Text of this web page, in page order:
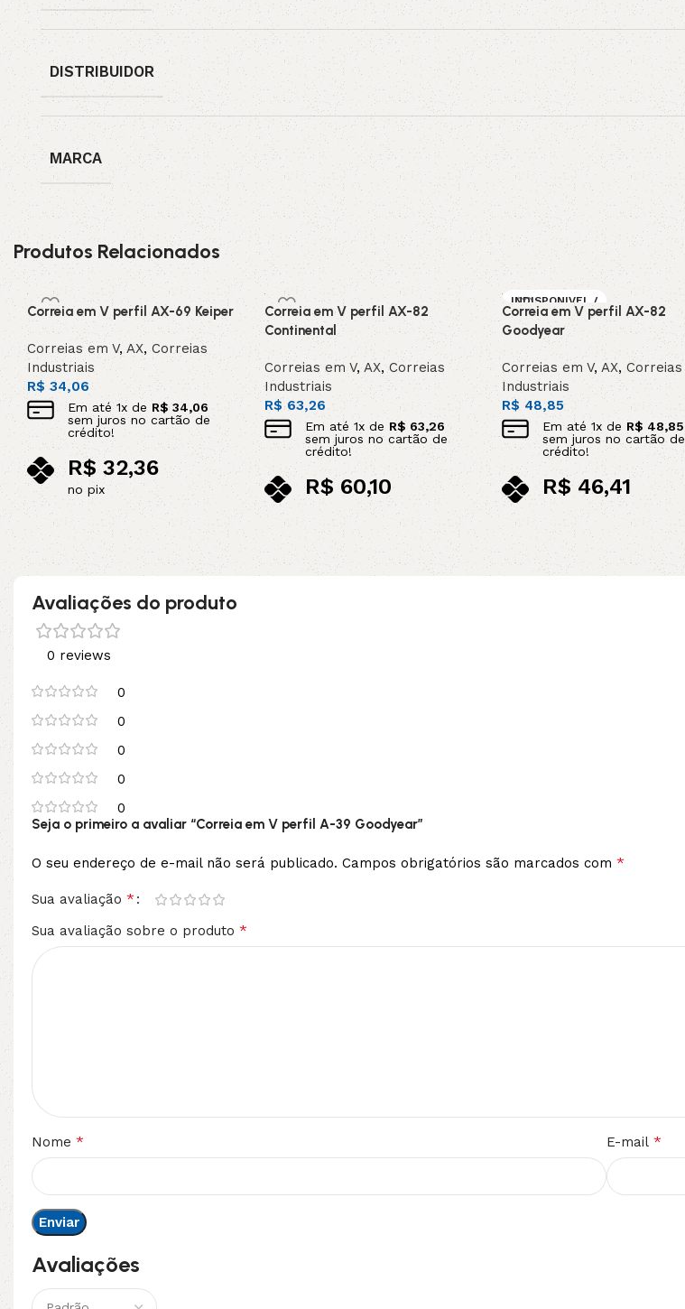
DISTRIBUIDOR
MARCA
Produtos Relacionados
Correia em V perfil AX-69 Keiper
Correias em V,AX,Correias
Industriais
R$34,06
Em até1x de R$34,06
sem juros no cartão de
crédito!
R$32,36
no pix
Adicionar ao carrinho
Correia em V perfil AX-82
Continental
Correias em V,AX,Correias
Industriais
R$63,26
Em até 1x de R$63,26
sem juros no cartão de
crédito!
R$60,10
no pix
Adicionar ao carrinho
INDISPONIVEL /
SOB ENCOMEN
DA
Correia em V perfil AX-82
Goodyear
Correias em V, AX, Correias
Industriais
R$ 48,85
Em até 1x de R$ 48,85
sem juros no cartão de
crédito!
R$46,41
no pix
Leia mais
Avaliações do produto
0 reviews
0
0
0
0
0
Avaliações
Seja o primeiro a avaliar “Correia em V perfil A-39 Goodyear”
O seu endereço de e-mail não será publicado. Campos obrigatórios são marcados com *
Sua avaliação *
Sua avaliação sobre o produto *
Nome * E-mail *